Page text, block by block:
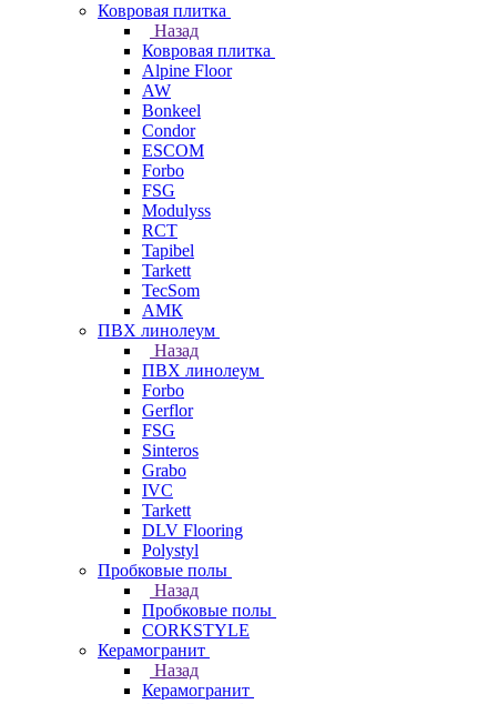
Ковровая плитка
Назад
Ковровая плитка
Alpine Floor
AW
Bonkeel
Condor
ESCOM
Forbo
FSG
Modulyss
RCT
Tapibel
Tarkett
TecSom
АМК
ПВХ линолеум
Назад
ПВХ линолеум
Forbo
Gerflor
FSG
Sinteros
Grabo
IVC
Tarkett
DLV Flooring
Polystyl
Пробковые полы
Назад
Пробковые полы
CORKSTYLE
Керамогранит
Назад
Керамогранит